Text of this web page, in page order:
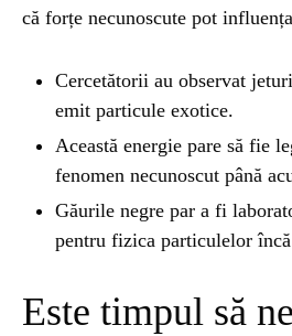
că forțe necunoscute pot
Cercetătorii au observat
emit particule exotice.
Această energie pare să fie
fenomen necunoscut până
Găurile negre par a fi
pentru fizica particulelor încă
Este timpul să
BLOG 2 years ago
poti debloca
ȘTIINȚA 1 year ago
Ai simțit vreodată deja-
întâmplă